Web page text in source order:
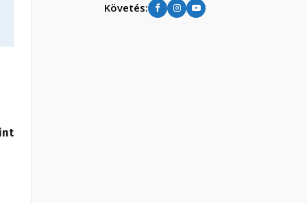
Követés: